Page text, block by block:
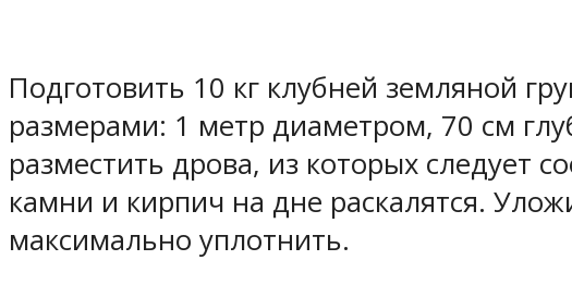
Подготовить 10 кг клубней земляной
размерами: 1 метр диаметром, 70 см
разместить дрова, из которых следует
камни и кирпич на дне раскалятся.
максимально уплотнить.